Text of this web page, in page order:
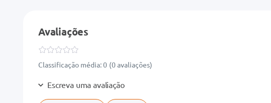
Avaliações
Classificação média: 0 (0 avaliações)
Escreva uma avaliação